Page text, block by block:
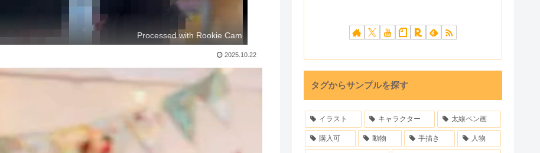
Processed with Rookie Cam
2025.10.22
タグからサンプルを探す
イラスト キャラクター 太線ペン画
購入可 動物 手描き 人物